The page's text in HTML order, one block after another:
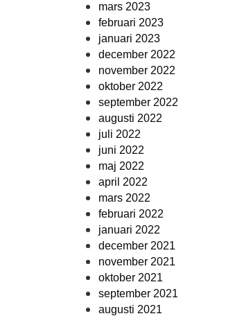
mars 2023
februari 2023
januari 2023
december 2022
november 2022
oktober 2022
september 2022
augusti 2022
juli 2022
juni 2022
maj 2022
april 2022
mars 2022
februari 2022
januari 2022
december 2021
november 2021
oktober 2021
september 2021
augusti 2021